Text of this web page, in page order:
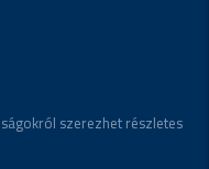
szerezhet részletes